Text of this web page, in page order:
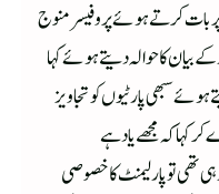
بات کرتے ہوئے پروفیسر منوج
بیان کا حوالہ دیتے ہوئے کہا
سبھی پارٹیوں کو تجاویز
کہا کہ مجھے یاد ہے
تھی تو پارلیمنٹ کا خصوصی